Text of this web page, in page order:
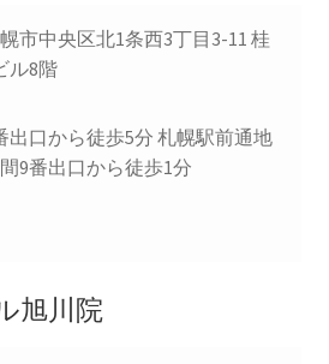
市中央区北1条西3丁目3-11 桂
ル8階
出口から徒歩5分 札幌駅前通地
9番出口から徒歩1分
旭川院